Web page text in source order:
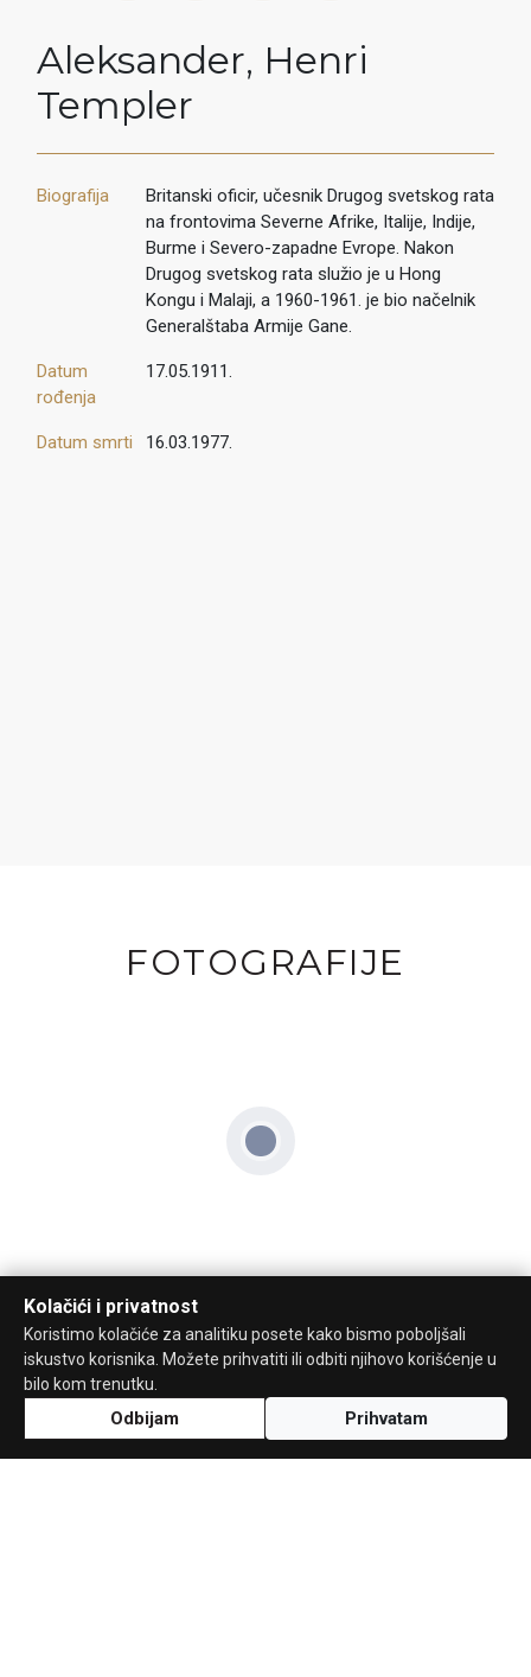
Aleksander, Henri
Templer
Biografija
Britanski oficir, učesnik Drugog svetskog rata
na frontovima Severne Afrike, Italije, Indije,
Burme i Severo-zapadne Evrope. Nakon
Drugog svetskog rata služio je u Hong
Kongu i Malaji, a 1960-1961. je bio načelnik
Generalštaba Armije Gane.
Datum
rođenja
17.05.1911.
Datum smrti 16.03.1977.
FOTOGRAFIJE
Kolačići i privatnost
Koristimo kolačiće za analitiku posete kako bismo poboljšali
iskustvo korisnika. Možete prihvatiti ili odbiti njihovo korišćenje u
bilo kom trenutku.
Odbijam Prihvatam